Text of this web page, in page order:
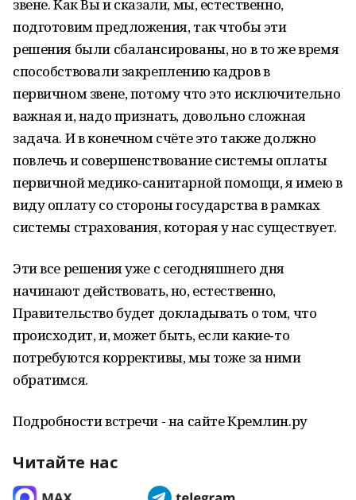
звене. Как Вы и сказали, мы, естественно,
подготовим предложения, так чтобы эти
решения были сбалансированы, но в то же время
способствовали закреплению кадров в
первичном звене, потому что это исключительно
важная и, надо признать, довольно сложная
задача. И в конечном счёте это также должно
повлечь и совершенствование системы оплаты
первичной медико‑санитарной помощи, я имею в
виду оплату со стороны государства в рамках
системы страхования, которая у нас существует.
Эти все решения уже с сегодняшнего дня
начинают действовать, но, естественно,
Правительство будет докладывать о том, что
происходит, и, может быть, если какие‑то
потребуются коррективы, мы тоже за ними
обратимся.
Подробности встречи - на сайте Кремлин.ру
Читайте нас